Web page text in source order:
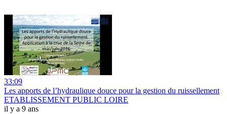
33:09
Les apports de l’hydraulique douce pour la gestion du ruissellement
ETABLISSEMENT PUBLIC LOIRE
il y a 9 ans